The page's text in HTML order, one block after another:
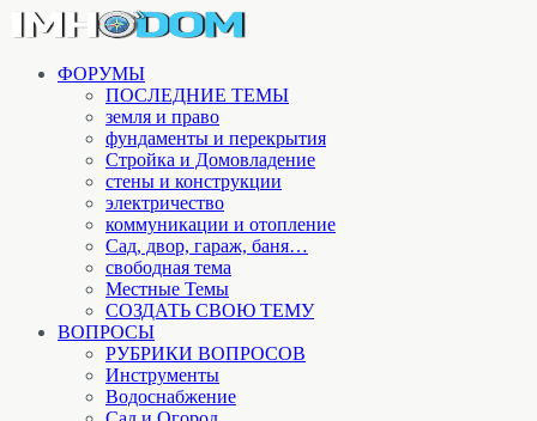
ФОРУМЫ
ПОСЛЕДНИЕ ТЕМЫ
земля и право
фундаменты и перекрытия
Стройка и Домовладение
стены и конструкции
электричество
коммуникации и отопление
Cад, двор, гараж, баня…
свободная тема
Местные Темы
СОЗДАТЬ СВОЮ ТЕМУ
ВОПРОСЫ
РУБРИКИ ВОПРОСОВ
Инструменты
Водоснабжение